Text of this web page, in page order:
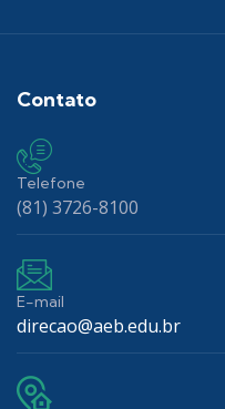
Contato
Telefone
(81) 3726-8100
E-mail
direcao@aeb.edu.br